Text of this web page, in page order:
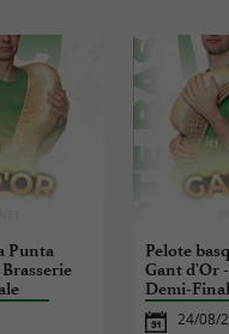
Punta
Pelote
Gant d'Or
Demi-
24/08/